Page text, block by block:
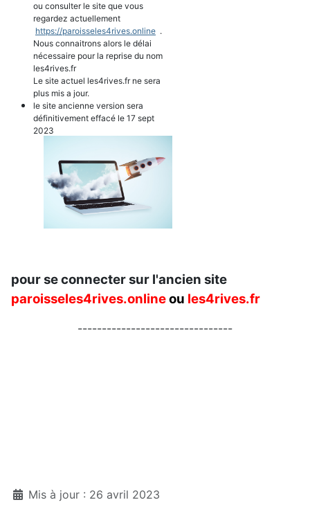
ou consulter le site que vous
regardez actuellement
https://paroisseles4rives.online .
Nous connaitrons alors le délai
nécessaire pour la reprise du nom
les4rives.fr
Le site actuel les4rives.fr ne sera
plus mis a jour.
le site ancienne version sera
définitivement effacé le 17 sept
2023
pour se connecter sur l'ancien site
paroisseles4rives.onlineou les4rives.fr
--------------------------------
Mis à jour : 26 avril 2023